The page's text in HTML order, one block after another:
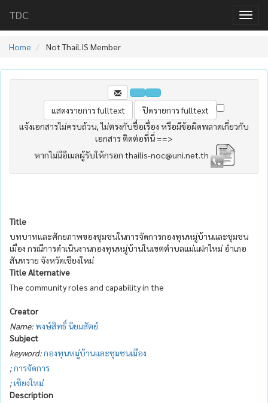
TDC
Home Not ThaiLIS Member
แจ้งเอกสารไม่ครบถ้วน, ไม่ตรงกับชื่อเรื่อง หรือมีข้อผิดพลาดเกี่ยวกับ
เอกสาร ติดต่อที่นี่ ==>
หากไม่มีอีเมลผู้รับให้กรอก thailis-noc@uni.net.th
Title
บทบาทและศักยภาพของชุมชนในการจัดการกองทุนหมู่บ้านและชุมชน
เมือง กรณีการดำเนินงานกองทุนหมู่บ้านในเขตตำบลแม่แฝกใหม่ อำเภอ
สันทราย จังหวัดเชียงใหม่
Title Alternative
The community roles and capability in the
Creator
Name:พงษ์สิทธิ์ นิยมสัตย์
Subject
keyword:กองทุนหมู่บ้านและชุมชนเมือง
;การจัดการ
;เชียงใหม่
Description